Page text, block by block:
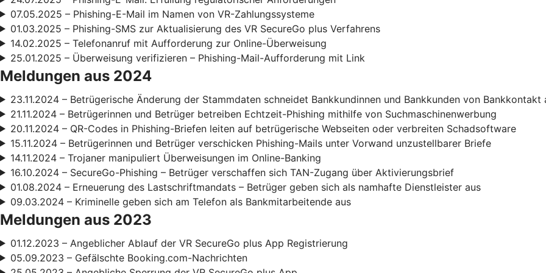
07.05.2025 – Phishing-E-Mail im Namen von VR-Zahlungssysteme
01.03.2025 – Phishing-SMS zur Aktualisierung des VR SecureGo plus Verfahrens
14.02.2025 – Telefonanruf mit Aufforderung zur Online-Überweisung
25.01.2025 – Überweisung verifizieren – Phishing-Mail-Aufforderung mit Link
Meldungen aus 2024
23.11.2024 – Betrügerische Änderung der Stammdaten schneidet Bankkundinnen und Bankkunden von Bankkontakt
21.11.2024 – Betrügerinnen und Betrüger betreiben Echtzeit-Phishing mithilfe von Suchmaschinenwerbung
20.11.2024 – QR-Codes in Phishing-Briefen leiten auf betrügerische Webseiten oder verbreiten Schadsoftware
15.11.2024 – Betrügerinnen und Betrüger verschicken Phishing-Mails unter Vorwand unzustellbarer Briefe
14.11.2024 – Trojaner manipuliert Überweisungen im Online-Banking
16.10.2024 – SecureGo-Phishing – Betrüger verschaffen sich TAN-Zugang über Aktivierungsbrief
01.08.2024 – Erneuerung des Lastschriftmandats – Betrüger geben sich als namhafte Dienstleister aus
09.03.2024 – Kriminelle geben sich am Telefon als Bankmitarbeitende aus
Meldungen aus 2023
01.12.2023 – Angeblicher Ablauf der VR SecureGo plus App Registrierung
05.09.2023 – Gefälschte Booking.com-Nachrichten